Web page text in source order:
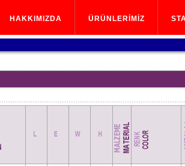
HAKKIMIZDA ÜRÜNLERİMİZ